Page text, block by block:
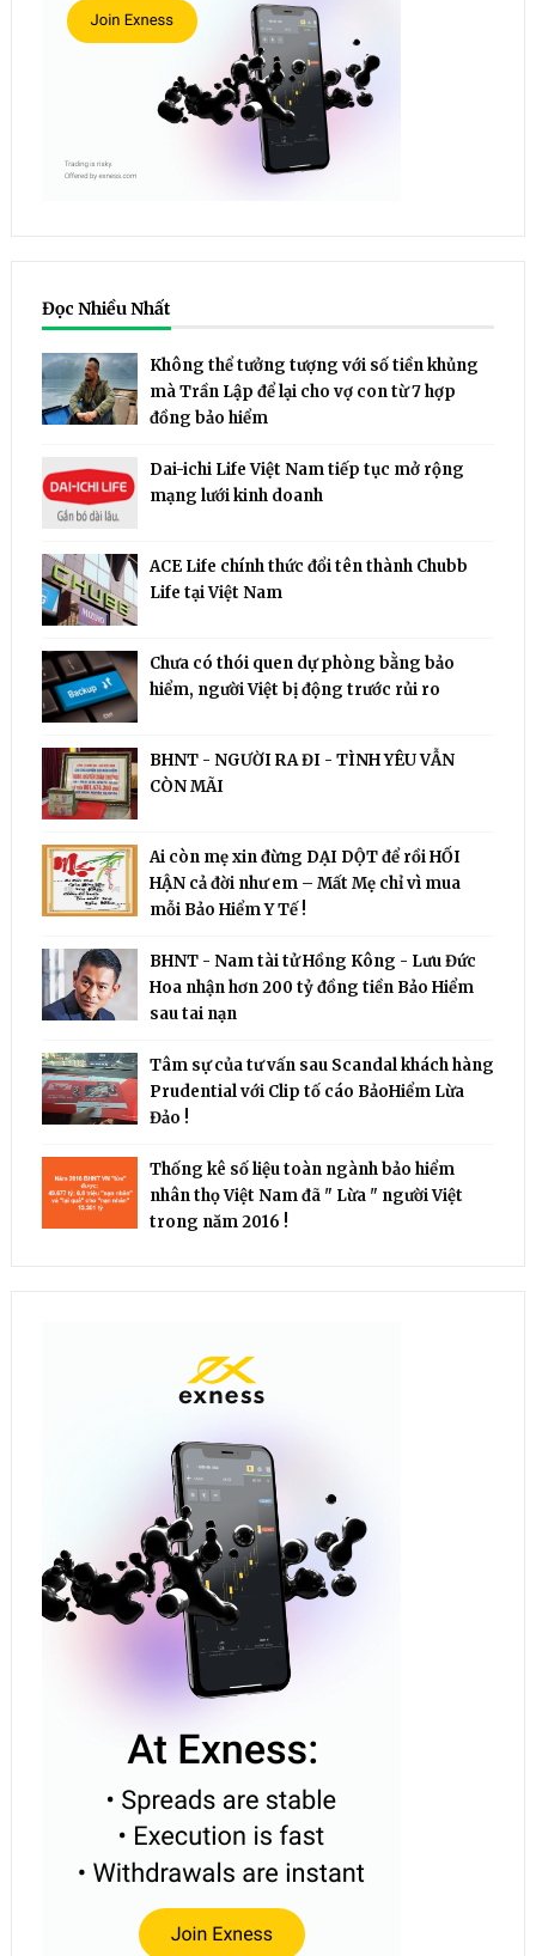
Đọc Nhiều Nhất
Không thể tưởng tượng với số tiền khủng
mà Trần Lập để lại cho vợ con từ 7 hợp
đồng bảo hiểm
Dai-ichi Life Việt Nam tiếp tục mở rộng
mạng lưới kinh doanh
ACE Life chính thức đổi tên thành Chubb
Life tại Việt Nam
Chưa có thói quen dự phòng bằng bảo
hiểm, người Việt bị động trước rủi ro
BHNT - NGƯỜI RA ĐI - TÌNH YÊU VẪN
CÒN MÃI
Ai còn mẹ xin đừng DẠI DỘT để rồi HỐI
HẬN cả đời như em – Mất Mẹ chỉ vì mua
mỗi Bảo Hiểm Y Tế !
BHNT - Nam tài tử Hồng Kông - Lưu Đức
Hoa nhận hơn 200 tỷ đồng tiền Bảo Hiểm
sau tai nạn
Tâm sự của tư vấn sau Scandal khách hàng
Prudential với Clip tố cáo BảoHiểm Lừa
Đảo !
Thống kê số liệu toàn ngành bảo hiểm
nhân thọ Việt Nam đã " Lừa " người Việt
trong năm 2016 !